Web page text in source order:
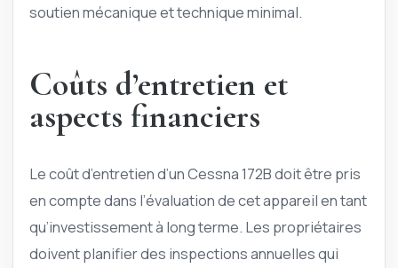
soutien mécanique et technique minimal.
Coûts d’entretien et
aspects financiers
Le coût d’entretien d’un Cessna 172B doit être pris
en compte dans l’évaluation de cet appareil en tant
qu’investissement à long terme. Les propriétaires
doivent planifier des inspections annuelles qui